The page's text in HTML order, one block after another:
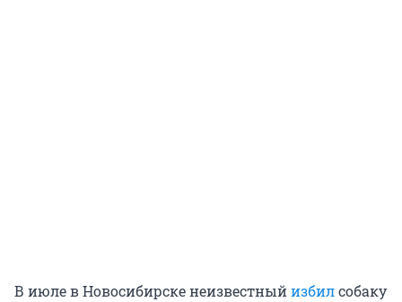
В июле в Новосибирске неизвестныйизбилсобаку